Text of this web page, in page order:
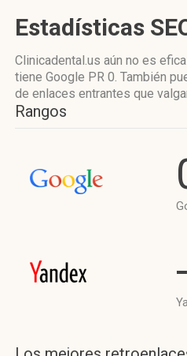
Estadísticas
Clinicadental.us aún no es
tiene Google PR 0. También
de enlaces entrantes que
Rangos
-